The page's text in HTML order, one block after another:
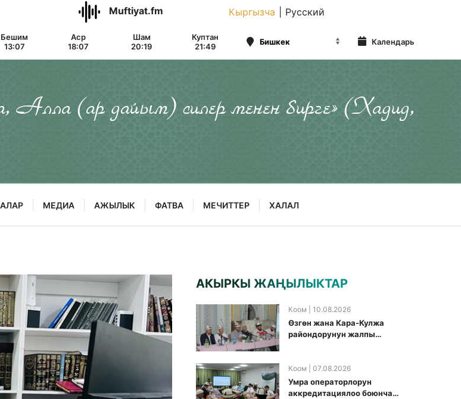
Muftiyat.fm Кыргызча Русский
Бешим
13:07
Аср
18:07
Шам
20:19
Куптан
21:49
Календарь
Алла (ар дайым) силер менен бирге» (Хадид,
МЕДИА АЖЫЛЫК ФАТВА МЕЧИТТЕР ХАЛАЛ
АКЫРКЫ ЖАҢЫЛЫКТАР
Коом | 10.08.2026
Өзгөн жана Кара-Кулжа
райондорунун жалпы
өткөрүлдү
Коом | 07.08.2026
Умра операторлорун
аккредитациялоо боюнча